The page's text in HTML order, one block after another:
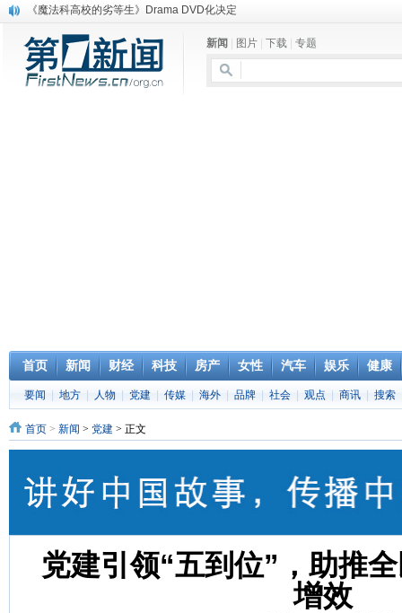
《魔法科高校的劣等生》Drama DVD化决定
消息称刘强东要求京东商城明年扭亏为盈
保健品也能吃出一身病? 康宝莱员工自揭多项家丑
煤价"跳水"电企利润"蹦高" 电煤联动亟待完善
新闻 图片 下载 专题
首页 新闻 财经 科技 房产 女性 汽车 娱乐 健康
要闻 地方 人物 党建 传媒 海外 品牌 社会 观点 商讯 搜索
首页 > 新闻 > 党建 > 正文
党建引领“五到位”，助推
增效